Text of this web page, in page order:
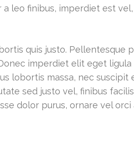
leo finibus, imperdiet est
quis justo. Pellentesque
imperdiet elit eget
lobortis massa, nec suscipit
sed justo vel, finibus
dolor purus, ornare vel orci